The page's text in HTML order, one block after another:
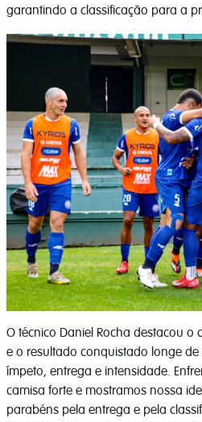
garantindo a classificação para a
O técnico Daniel Rocha destacou
e o resultado conquistado longe de
ímpeto, entrega e intensidade.
camisa forte e mostramos nossa
parabéns pela entrega e pela